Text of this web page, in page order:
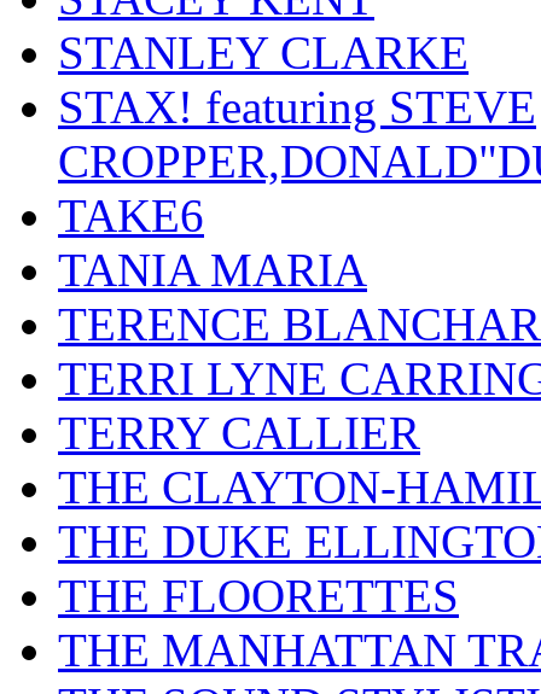
STANLEY CLARKE
STAX! featuring STEVE
TAKE6
TANIA MARIA
TERENCE
TERRI LYNE
TERRY CALLIER
THE CLAYTON-
THE DUKE
THE FLOORETTES
THE MANHATTAN